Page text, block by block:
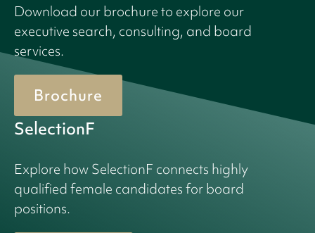
Download our brochure to explore our
executive search, consulting, and board
services.
Brochure
SelectionF
Explore how SelectionF connects highly
qualified female candidates for board
positions.